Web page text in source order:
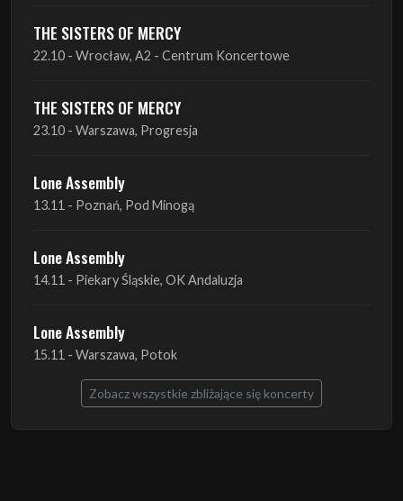
THE SISTERS OF MERCY
22.10 - Wrocław, A2 - Centrum Koncertowe
THE SISTERS OF MERCY
23.10 - Warszawa, Progresja
Lone Assembly
13.11 - Poznań, Pod Minogą
Lone Assembly
14.11 - Piekary Śląskie, OK Andaluzja
Lone Assembly
15.11 - Warszawa, Potok
Zobacz wszystkie zbliżające się koncerty